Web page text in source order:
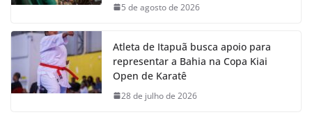
5 de agosto de 2026
Atleta de Itapuã busca apoio para
representar a Bahia na Copa Kiai
Open de Karatê
28 de julho de 2026